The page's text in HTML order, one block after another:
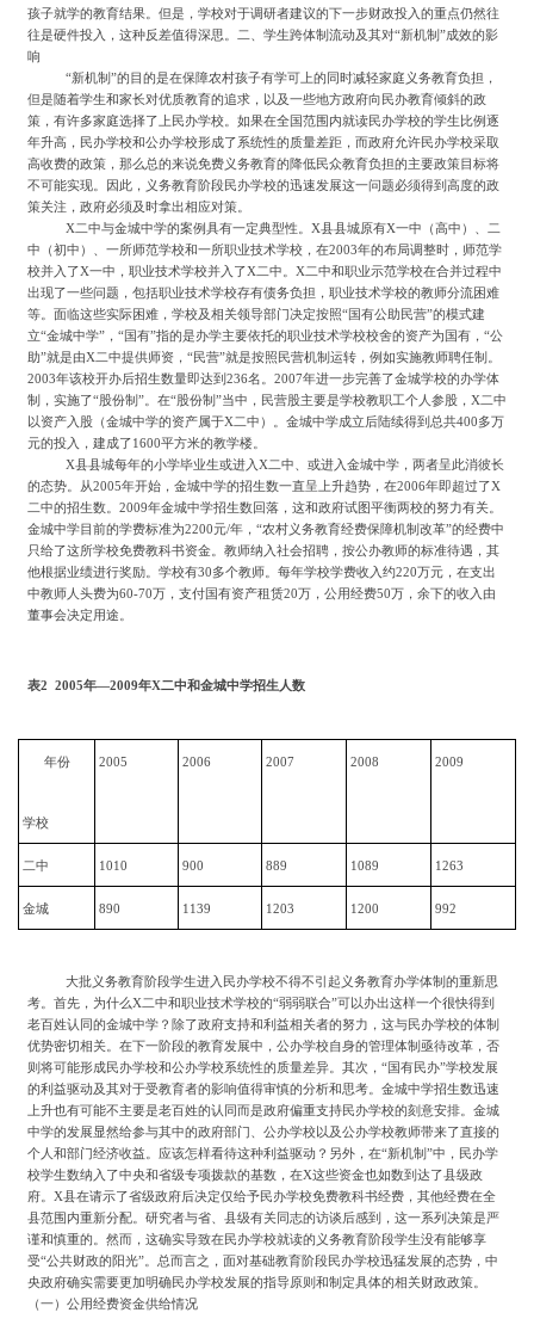
孩子就学的教育结果。但是，学校对于调研者建议的下一步财政投入的重点仍然往
往是硬件投入，这种反差值得深思。 二、学生跨体制流动及其对“新机制”成效的影
响
“新机制”的目的是在保障农村孩子有学可上的同时减轻家庭义务教育负担，
但是随着学生和家长对优质教育的追求，以及一些地方政府向民办教育倾斜的政
策，有许多家庭选择了上民办学校。如果在全国范围内就读民办学校的学生比例逐
年升高，民办学校和公办学校形成了系统性的质量差距，而政府允许民办学校采取
高收费的政策，那么总的来说免费义务教育的降低民众教育负担的主要政策目标将
不可能实现。因此，义务教育阶段民办学校的迅速发展这一问题必须得到高度的政
策关注，政府必须及时拿出相应对策。
X二中与金城中学的案例具有一定典型性。X县县城原有X一中（高中）、二
中（初中）、一所师范学校和一所职业技术学校，在2003年的布局调整时，师范学
校并入了X一中，职业技术学校并入了X二中。X二中和职业示范学校在合并过程中
出现了一些问题，包括职业技术学校存有债务负担，职业技术学校的教师分流困难
等。面临这些实际困难，学校及相关领导部门决定按照“国有公助民营”的模式建
立“金城中学”，“国有”指的是办学主要依托的职业技术学校校舍的资产为国有，“公
助”就是由X二中提供师资，“民营”就是按照民营机制运转，例如实施教师聘任制。
2003年该校开办后招生数量即达到236名。2007年进一步完善了金城学校的办学体
制，实施了“股份制”。在“股份制”当中，民营股主要是学校教职工个人参股，X二中
以资产入股（金城中学的资产属于X二中）。金城中学成立后陆续得到总共400多万
元的投入，建成了1600平方米的教学楼。
X县县城每年的小学毕业生或进入X二中、或进入金城中学，两者呈此消彼长
的态势。从2005年开始，金城中学的招生数一直呈上升趋势，在2006年即超过了X
二中的招生数。2009年金城中学招生数回落，这和政府试图平衡两校的努力有关。
金城中学目前的学费标准为2200元/年，“农村义务教育经费保障机制改革”的经费中
只给了这所学校免费教科书资金。教师纳入社会招聘，按公办教师的标准待遇，其
他根据业绩进行奖励。学校有30多个教师。每年学校学费收入约220万元，在支出
中教师人头费为60-70万，支付国有资产租赁20万，公用经费50万，余下的收入由
董事会决定用途。
表2 2005年—2009年X二中和金城中学招生人数
年份
学校
2005 2006 2007 2008 2009
二中 1010 900 889 1089 1263
金城 890 1139 1203 1200 992
大批义务教育阶段学生进入民办学校不得不引起义务教育办学体制的重新思
考。首先，为什么X二中和职业技术学校的“弱弱联合”可以办出这样一个很快得到
老百姓认同的金城中学？除了政府支持和利益相关者的努力，这与民办学校的体制
优势密切相关。在下一阶段的教育发展中，公办学校自身的管理体制亟待改革，否
则将可能形成民办学校和公办学校系统性的质量差异。其次，“国有民办”学校发展
的利益驱动及其对于受教育者的影响值得审慎的分析和思考。金城中学招生数迅速
上升也有可能不主要是老百姓的认同而是政府偏重支持民办学校的刻意安排。金城
中学的发展显然给参与其中的政府部门、公办学校以及公办学校教师带来了直接的
个人和部门经济收益。应该怎样看待这种利益驱动？另外，在“新机制”中，民办学
校学生数纳入了中央和省级专项拨款的基数，在X这些资金也如数到达了县级政
府。X县在请示了省级政府后决定仅给予民办学校免费教科书经费，其他经费在全
县范围内重新分配。研究者与省、县级有关同志的访谈后感到，这一系列决策是严
谨和慎重的。然而，这确实导致在民办学校就读的义务教育阶段学生没有能够享
受“公共财政的阳光”。总而言之，面对基础教育阶段民办学校迅猛发展的态势，中
央政府确实需要更加明确民办学校发展的指导原则和制定具体的相关财政政策。
（一）公用经费资金供给情况